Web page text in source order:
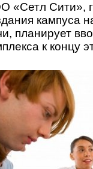
«Сетл Сити»,
кампуса
планирует
к концу